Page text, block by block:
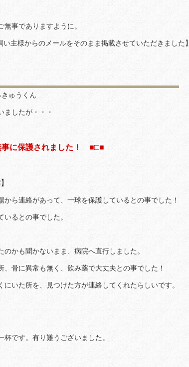
事でありますように。
い主様からのメールをそのまま掲載させていただきました】
ゅうくん
したが・・・
保護されました！ ■□■
】
ら連絡があって、一球を保護しているとの事でした！
るとの事でした。
かも聞かないまま、病院へ直行しました。
骨に異常も無く、飲み薬で大丈夫との事でした！
いた所を、見つけた方が連絡してくれたらしいです。
です。有り難うございました。